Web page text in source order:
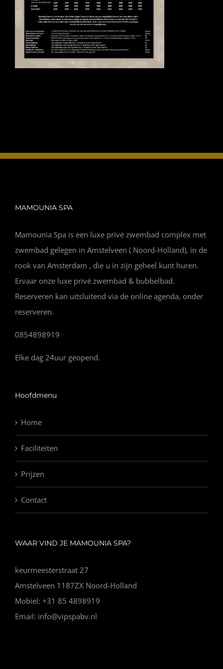
INFO
OPENINGSTIJDEN
MAMOUNIA SPA
Mamounia Spa is een luxe privé zwembad complex met
zwembad gelegen in Amstelveen ( Noord-Holland), in de
rook van Amsterdam , die u in zijn geheel kunt huren.
Ervaar onze luxe privé zwembad & bubbelbad.
Reserveren kan uitsluitend via de online agenda, onder
reserveren.
0854898919
Elke dag 24uur geopend.
Hoofdmenu
Home
Faciliteiten
Prijzen
Contact
WAAR VIND JE MAMOUNIA SPA?
keurmeesterstraat 27
Amstelveen 1187ZX Noord-Holland
Mobiel: +31 85 4898919
Email: info@vipspabv.nl